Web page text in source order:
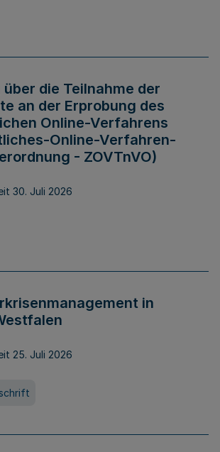
die Teilnahme der
an der Erprobung des
Online-Verfahrens
Online-Verfahren-
- ZOVTnVO)
30. Juli 2026
in
25. Juli 2026